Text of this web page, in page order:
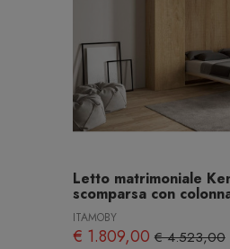
Letto matrimoniale
scomparsa con
ITAMOBY
€ 1.809,00€ 4.523,00